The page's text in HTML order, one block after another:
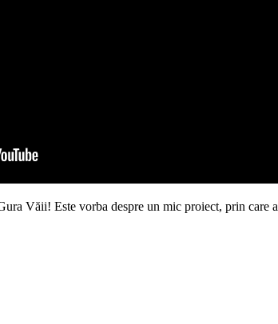
Văii! Este vorba despre un mic proiect, prin care